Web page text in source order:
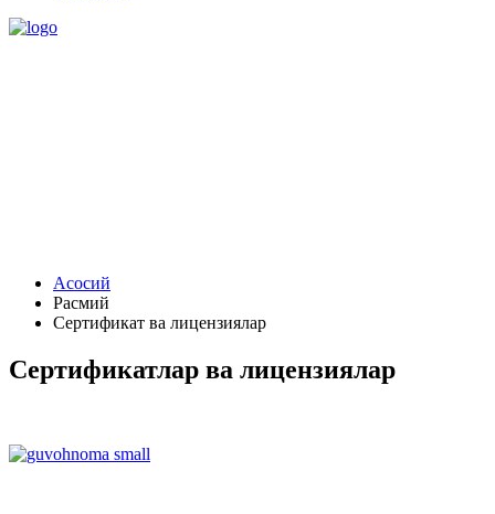
Асосий
Расмий
Сертификат ва лицензиялар
Сертификатлар ва лицензиялар